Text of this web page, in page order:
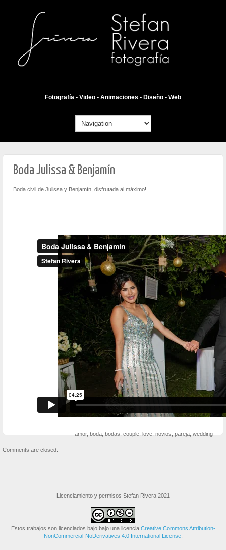
Fotografía • Video • Animaciones • Diseño • Web
Boda Julissa & Benjamín
Boda civil de Julissa y Benjamín, disfrutada al máximo!
amor,boda,bodas,couple,love,novios,pareja,wedding
Comments are closed.
Licenciamiento y permisos Stefan Rivera 2021
Estos trabajos son licenciados bajo bajo una licencia Creative Commons Attribution-
NonCommercial-NoDerivatives 4.0 International License.